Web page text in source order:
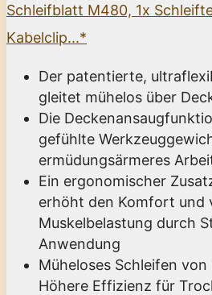
Schleifblatt M480, 1x
Kabelclip...*
Der patentierte,
gleitet mühelos über
Die
gefühlte
ermüdungsärmeres
Ein ergonomischer
erhöht den Komfort und
Muskelbelastung durch
Anwendung
Müheloses Schleifen
Höhere Effizienz für